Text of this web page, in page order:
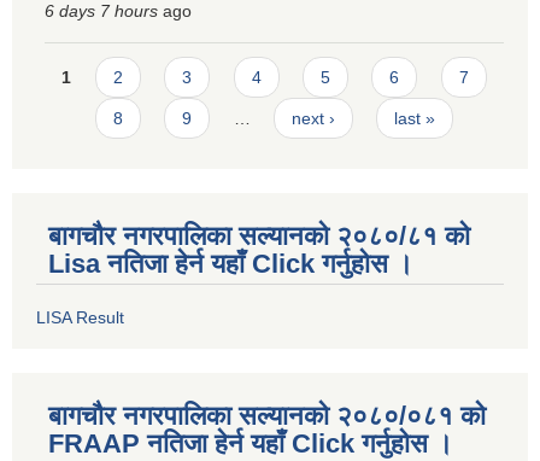
6 days 7 hours ago
Pages
1 2 3 4 5 6 7
8 9 next › last »
बागचौर नगरपालिका सल्यानको २०८०/८१ को
Lisa नतिजा हेर्न यहाँ Click गर्नुहोस ।
LISA Result
बागचौर नगरपालिका सल्यानको २०८०/०८१ को
FRAAP नतिजा हेर्न यहाँ Click गर्नुहोस ।